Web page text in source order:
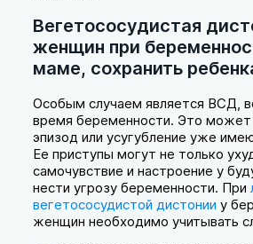
Вегетососудистая
женщин при
маме, сохранить
Особым случаем является ВСД,
время беременности. Это
эпизод или усугубление уже
Ее приступы могут не только
самочувствие и настроение у
нести угрозу беременности. При
вегетососудистой дистонии у
женщин необходимо учитывать